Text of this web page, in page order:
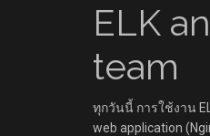
ELK
team
ทุกวันนี้ การใช้งาน
web application